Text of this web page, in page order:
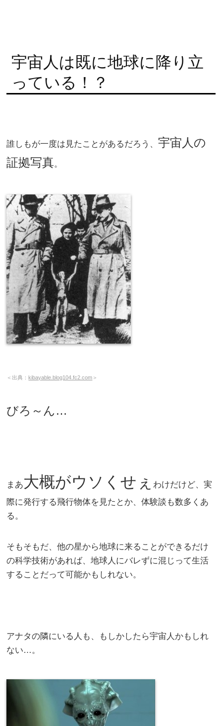
宇宙人は既に地球に降り立
っている！？
誰しもが一度は見たことがあるだろう、宇宙人の
証拠写真。
＜出典：kibayable.blog104.fc2.com ＞
びろ～ん…
まあ大概がウソくせぇ
わけだけど、実
際に発行する飛行物体を見たとか、体験談も数多くあ
る。
そもそもだ、他の星から地球に来ることができるだけ
の科学技術があれば、地球人にバレずに混じって生活
することだって可能かもしれない。
アナタの隣にいる人も、もしかしたら宇宙人かもしれ
ない…。